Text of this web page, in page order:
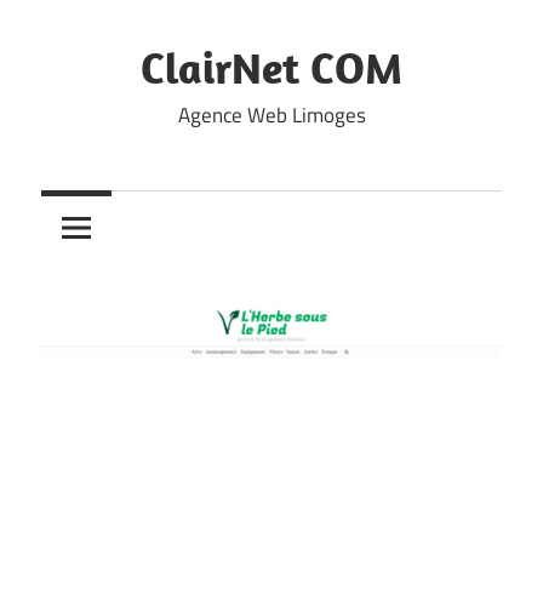
ClairNet COM
Agence Web Limoges